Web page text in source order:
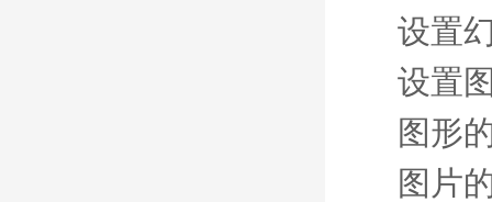
设置
设置
图形
图片